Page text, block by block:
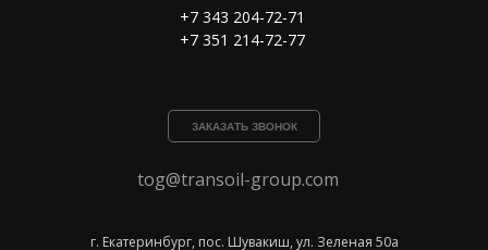
+7 343 204-72-71
+7 351 214-72-77
ЗАКАЗАТЬ ЗВОНОК
tog@transoil-group.com
г. Екатеринбург, пос. Шувакиш, ул. Зеленая 50а